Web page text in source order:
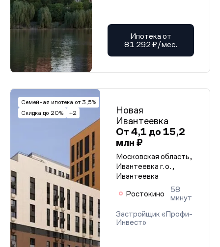
Ипотека от
81 292 ₽/мес.
Семейная ипотека от 3,5%
Скидка до 20%
+2
Новая
Ивантеевка
От 4,1 до 15,2
млн ₽
Московская область,
Ивантеевка г.о.,
Ивантеевка
Ростокино
58
минут
Застройщик «Профи-
Инвест»